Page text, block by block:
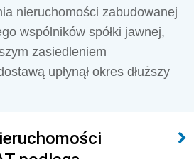
nieruchomości zabudowanej
wspólników spółki jawnej,
zasiedleniem
upłynął okres dłuższy